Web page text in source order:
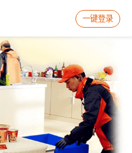
一键登录